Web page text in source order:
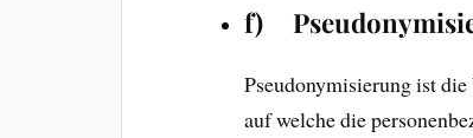
f)
Pseudonymisierung ist
auf welche die